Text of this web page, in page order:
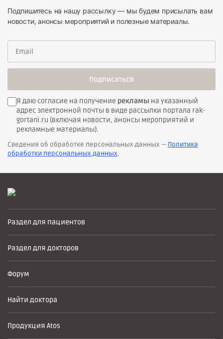
Подпишитесь на нашу рассылку — мы будем присылать вам
новости, анонсы мероприятий и полезные материалы.
Я даю согласие на получение рекламы на указанный
адрес электронной почты в виде рассылки портала rak-
gortani.ru (включая новости, анонсы мероприятий и
рекламные материалы).
Сведения об обработке персональных данных — Политика
обработки персональных данных.
Подписаться
Раздел для пациентов
Раздел для докторов
Форум
Найти доктора
Продукция Atos